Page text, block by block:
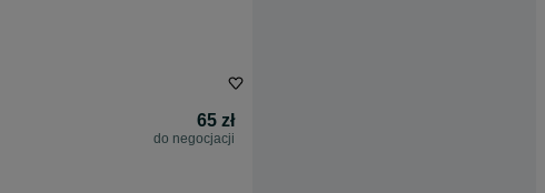
65 zł
do negocjacji